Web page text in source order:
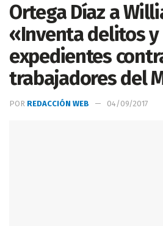
Ortega Díaz a
«Inventa delitos
expedientes
trabajadores del
POR REDACCIÓN WEB 04/09/2017